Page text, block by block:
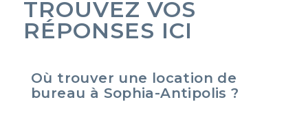
TROUVEZ VOS
RÉPONSES ICI
Où trouver une location de
bureau à Sophia-Antipolis ?